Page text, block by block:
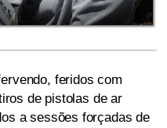
feridos com
de pistolas de ar
a sessões forçadas de